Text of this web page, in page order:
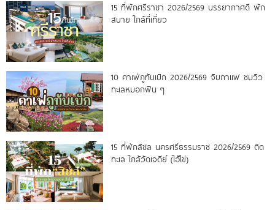
15 ที่พักศรีราชา 2026/2569 บรรยากาศดี พัก
สบาย ใกล้ที่เที่ยว
10 คาเฟ่ภูทับเบิก 2026/2569 จิบกาแฟ ชมวิว
ทะเลหมอกฟิน ๆ
15 ที่พักสิชล นครศรีธรรมราช 2026/2569 ติด
ทะเล ใกล้วัดเจดีย์ (ไอ้ไข่)